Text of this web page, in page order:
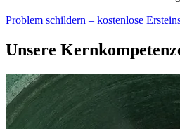
Problem schildern – kostenlose
Unsere